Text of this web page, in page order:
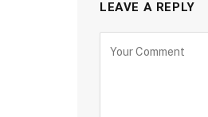
LEAVE A REPLY